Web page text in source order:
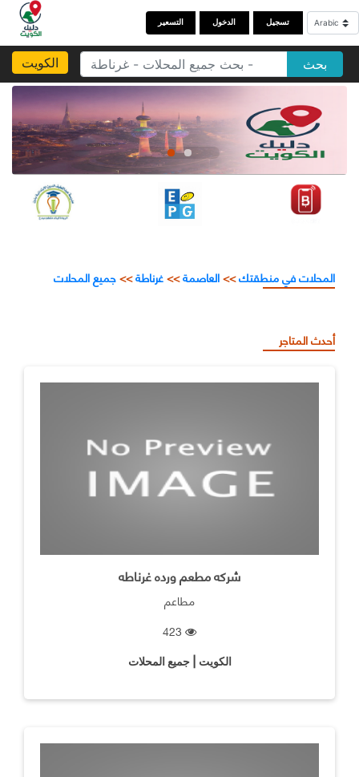
التسعير الدخول تسجيل
الكويت بحث
المحلات في منطقتك>>العاصمة>>غرناطة>>جميع المحلات
أحدث المتاجر
شركه مطعم ورده غرناطه
مطاعم
الكويت | جميع المحلات